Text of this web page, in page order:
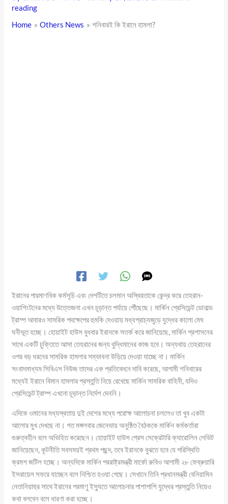
reading
Home
Others News শনিবারই কি ইরানে হামলা?
ইরানের পারমাণবিক কর্মসূচি এবং দেশটিতে চলমান অস্থিরতাকে কেন্দ্র করে তেহরান-
ওয়াশিংটনের মধ্যে উত্তেজনা এখন চূড়ান্ত পর্যায়ে পৌঁছেছে। মার্কিন প্রেসিডেন্ট ডোনাল্ড
ট্রাম্প আবারও সামরিক পদক্ষেপের হুমকি দেওয়ায় মধ্যপ্রাচ্যজুড়ে যুদ্ধের কালো মেঘ
ঘনীভূত হচ্ছে। হোয়াইট হাউস বুধবার ইরানকে সতর্ক করে জানিয়েছে, মার্কিন প্রশাসনের
সাথে একটি চুক্তিতে আসা তেহরানের জন্য বুদ্ধিমানের কাজ হবে। অন্যথায় তেহরানের
ওপর বড় ধরনের সামরিক হামলার সম্ভাবনা উড়িয়ে দেওয়া যাচ্ছে না। মার্কিন
সংবাদমাধ্যম সিবিএস নিউজ তাদের এক প্রতিবেদনে দাবি করেছে, আগামী শনিবারের
মধ্যেই ইরানে বিমান হামলার প্রস্তুতি নিয়ে রেখেছে মার্কিন সামরিক বাহিনী, যদিও
প্রেসিডেন্ট ট্রাম্প এখনো চূড়ান্ত নির্দেশ দেননি।
এদিকে ওমানের মধ্যস্থতায় দুই দেশের মধ্যে পরোক্ষ আলোচনা চললেও তা খুব একটা
আলোর মুখ দেখছে না। গত মঙ্গলবার জেনেভায় অনুষ্ঠিত বৈঠককে মার্কিন কর্মকর্তারা
গুরুত্বহীন বলে অভিহিত করেছেন। হোয়াইট হাউস প্রেস সেক্রেটারি ক্যারোলিন লেভিট
জানিয়েছেন, কূটনীতি সবসময়ই প্রথম পছন্দ, তবে ইরানকে বুঝতে হবে যে পরিস্থিতি
ক্রমশ জটিল হচ্ছে। অন্যদিকে মার্কিন পররাষ্ট্রমন্ত্রী মার্কো রুবিও আগামী ২৮ ফেব্রুয়ারি
ইসরায়েল সফরে যাচ্ছেন বলে নিশ্চিত হওয়া গেছে। সেখানে তিনি প্রধানমন্ত্রী বেনিয়ামিন
নেতানিয়াহুর সাথে ইরানের পরমাণু ইস্যুতে আলোচনার পাশাপাশি যুদ্ধের প্রস্তুতি নিয়েও
কথা বলবেন বলে ধারণা করা হচ্ছে।